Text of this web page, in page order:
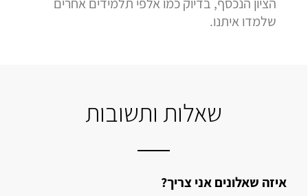
הציון הנכסף, בדיוק כמו אלפי תלמידים אחרים
שלמדו איתנו.
שאלות ותשובות
איזה שאלונים אני צריך?